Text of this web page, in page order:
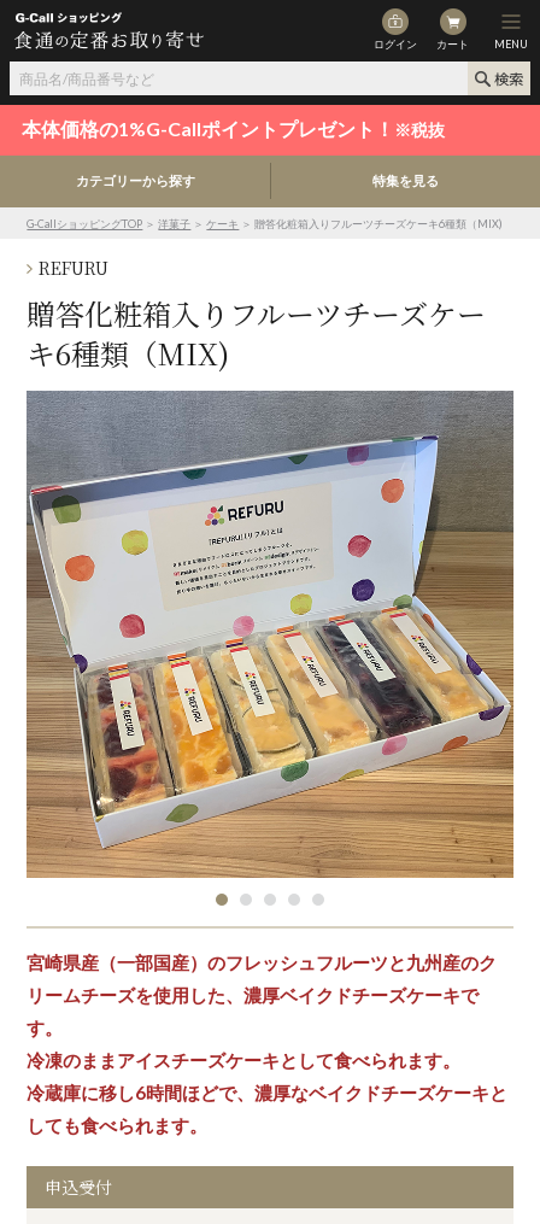
ログイン カート MENU
本体価格の1%G-Callポイントプレゼント！ ※税抜
カテゴリーから探す 特集を見る
G-CallショッピングTOP ＞洋菓子 ＞ケーキ ＞ 贈答化粧箱入りフルーツチーズケーキ6種類（MIX)
REFURU
贈答化粧箱入りフルーツチーズケー
キ6種類（MIX)
宮崎県産（一部国産）のフレッシュフルーツと九州産のク
リームチーズを使用した、濃厚ベイクドチーズケーキで
す。
冷凍のままアイスチーズケーキとして食べられます。
冷蔵庫に移し6時間ほどで、濃厚なベイクドチーズケーキと
しても食べられます。
申込受付